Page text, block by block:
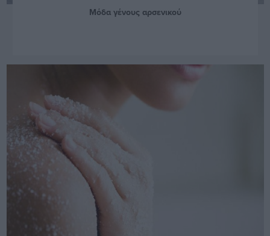
Μόδα γένους αρσενικού